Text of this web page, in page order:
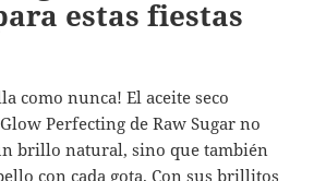
estas fiestas
como nunca! El aceite seco
Perfecting de Raw Sugar no
brillo natural, sino que también
con cada gota. Con sus brillitos